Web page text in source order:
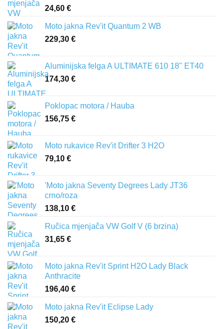
24,60 €
Moto jakna Rev'it Quantum 2 WB
229,30 €
Aluminijska felga A ULTIMATE 610 18" ET40
174,30 €
Poklopac motora / Hauba
156,75 €
Moto rukavice Rev'it Drifter 3 H2O
79,10 €
'Moto jakna Seventy Degrees Lady JT36
crno/roza
138,10 €
Ručica mjenjača VW Golf V (6 brzina)
31,65 €
Moto jakna Rev'it Sprint H2O Lady Black
Anthracite
196,40 €
Moto jakna Rev'it Eclipse Lady
150,20 €